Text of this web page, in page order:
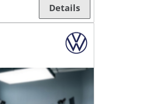
Details